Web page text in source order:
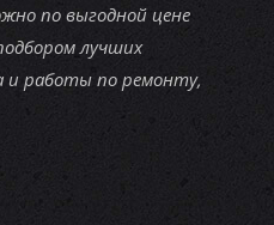
по выгодной цене
лучших
и работы по ремонту,